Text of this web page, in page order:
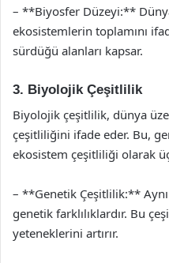
– **Biyosfer Düzeyi:**
ekosistemlerin toplamını
sürdüğü alanları kapsar.
3. Biyolojik Çeşitlilik
Biyolojik çeşitlilik, dünya
çeşitliliğini ifade eder. Bu,
ekosistem çeşitliliği olarak
– **Genetik Çeşitlilik:**
genetik farklılıklardır. Bu
yeteneklerini artırır.